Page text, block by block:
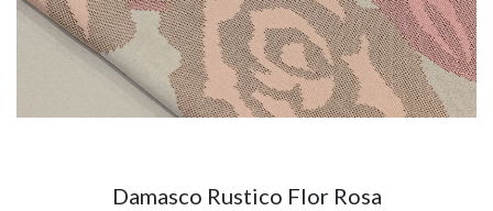
Damasco Rustico Flor Rosa